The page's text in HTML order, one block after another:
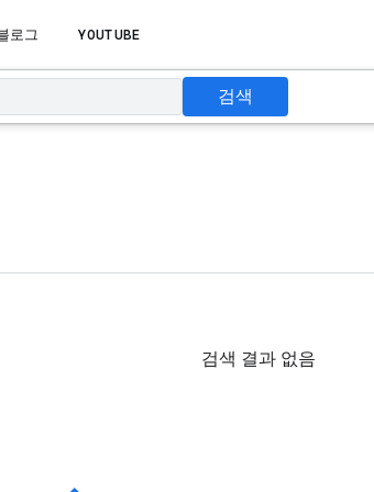
로그 YOUTUBE
검색
검색 결과 없음